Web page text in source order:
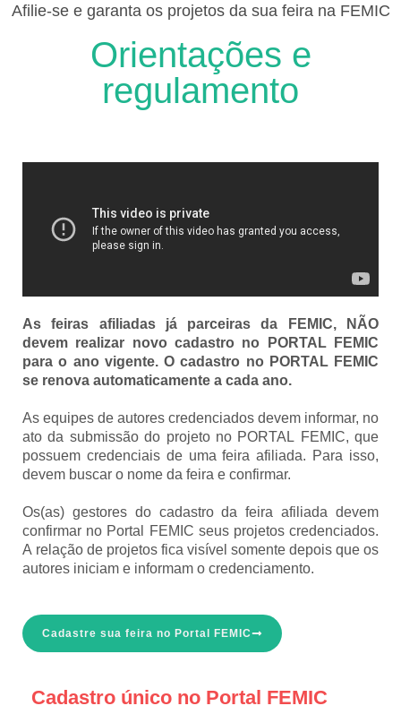
Afilie-se e garanta os projetos da sua feira na FEMIC
Orientações e
regulamento
As feiras afiliadas já parceiras da FEMIC, NÃO
devem realizar novo cadastro no PORTAL FEMIC
para o ano vigente. O cadastro no PORTAL FEMIC
se renova automaticamente a cada ano.
As equipes de autores credenciados devem informar, no
ato da submissão do projeto no PORTAL FEMIC, que
possuem credenciais de uma feira afiliada. Para isso,
devem buscar o nome da feira e confirmar.
Os(as) gestores do cadastro da feira afiliada devem
confirmar no Portal FEMIC seus projetos credenciados.
A relação de projetos fica visível somente depois que os
autores iniciam e informam o credenciamento.
Cadastre sua feira no Portal FEMIC
Cadastro único no Portal FEMIC